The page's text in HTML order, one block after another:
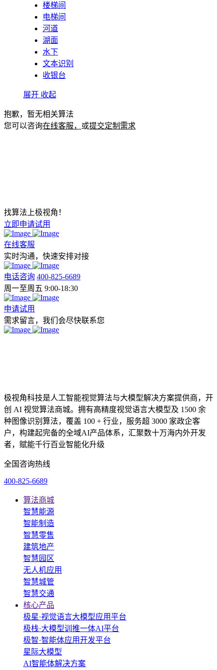
楼梯间
电梯间
河道
湖面
水下
文本识别
收银台
展开 收起
抱歉，暂无相关算法
您可以咨询在线客服， 或提交定制需求
找算法上极视角！
立即申请试用
在线客服
实时沟通，快速安排对接
电话咨询 400-825-6689
周一至周五 9:00-18:30
申请试用
需求留言，我们会尽快联系您
极视角科技是人工智能视觉算法与大模型解决方案提供商，开
创 AI 视觉算法商城。拥有高精度视觉语言大模型及 1500 余
种图像识别算法，覆盖 100 + 行业，服务超 3000 家政企客
户，构建起完备的全域AI产品体系，汇聚数十万海内外开发
者，赋能千行百业智能化升级
全国咨询热线
400-825-6689
算法商城
智慧能源
智能制造
智慧零售
建筑地产
智慧园区
无人机应用
智慧城管
智慧交通
核心产品
极星·视觉语言大模型应用平台
极栈·大模型训推一体AI平台
极智·智能体应用开发平台
星际大模型
AI智能体解决方案